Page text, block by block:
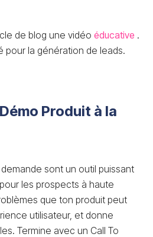
de blog une vidéo éducative .
pour la génération de leads.
Produit à la
sont un outil puissant
les prospects à haute
que ton produit peut
utilisateur, et donne
Termine avec un Call To